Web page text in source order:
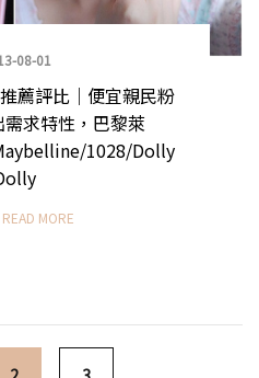
08-01
薦評比｜便宜親民粉
求特性，巴黎萊
1028/Dolly
READ MORE